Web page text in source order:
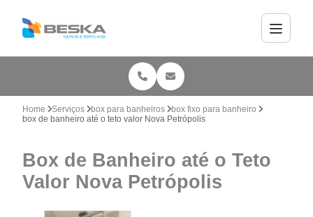
Home Serviços box para banheiros
box fixo para banheiro
box de banheiro até o teto valor Nova Petrópolis
Box de Banheiro até o Teto
Valor Nova Petrópolis